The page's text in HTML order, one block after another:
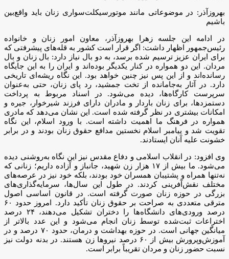
بهروز‌آذر: در موضوعاتی مانند موتورسیکلت‌سواری زنان باید واقع‌بین
باشیم
در ادامه این جلسه زهرا بهروز‌آذر، معاون امور زنان و خانواده
رئیس‌جمهور اظهار داشت: اگر قرار است کشور به قله‌های پیشرفتی که
برای ایران عزیز ترسیم شده برسد، به دو بال نیاز دارد: بال زنان و بال
مردان. این دو همواره در کنار یکدیگر بوده‌اند و ایران را به این جایگاه
رسانده‌اند و از این پس نیز چنین خواهد بود. این نگاه ریشه‌ای تاریخی
دارد. در آثار به‌جامانده از تخت جمشید، رد پای زنان، حتی به‌عنوان
سرپرست کارگاه‌ها، دیده می‌شود. در اسناد مربوط به پرداخت
دستمزدها، برای زنان باردار و مادران دارای فرزند شیرخوار، جیره و
امکانات بیشتری در نظر گرفته شده است. این نشان می‌دهد که مادری
همواره در فرهنگ ما اهمیت داشته است. با ورود اسلام، این نگاه
تقویت شد و پیامبر اسلام نخستین مدافع حقوق زنان بودند و در برابر
خشونت علیه آنان ایستادند.
وی افزود: در انقلاب اسلامی و دفاع مقدس نیز این نگاه به‌روشنی دیده
می‌شود. ما بیش از ۱۷ هزار زن شهید، جانباز و آزاده داریم؛ زنانی که
نه‌تنها همراه و پشتیبان همسران خود بودند، بلکه خود نیز در عرصه‌های
مختلف نقش‌آفرینی کردند. در طول این سال‌ها، سرمایه‌گذاری‌های
بزرگی در حوزه زنان صورت گرفته است. در قانون اساسی اصول
مترقی متعددی به صراحت بر حقوق زنان تأکید دارد. امروز حدود ۶۰
درصد ورودی‌های دانشگاه‌ها را دختران تشکیل می‌دهند، ۲۴ درصد
اختراعات ثبت‌شده توسط زنان انجام می‌شود و این عدد بالاتر از
میانگین جهانی است. در حوزه بهداشت و درمان، حدود ۷۰ درصد و در
آموزش‌وپرورش بیش از ۶۰ درصد نیروها زن هستند. در بدنه دولت نیز
نسبت حضور زنان و مردان تقریباً برابر است.